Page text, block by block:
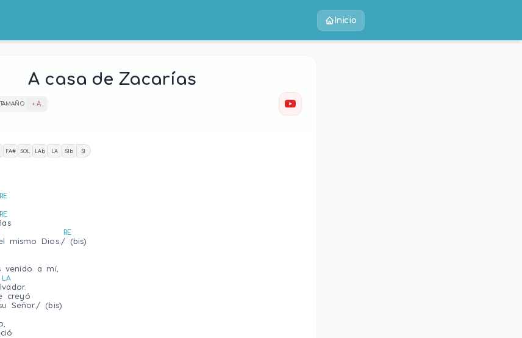
Inicio
A casa de Zacarí­as
TAMAÑO + A
FA# SOL LAb LA SIb SI
RE
RE
RE
mismo Dios./ (bis)
venido a mí­,
LA
creyó
Señor./ (bis)